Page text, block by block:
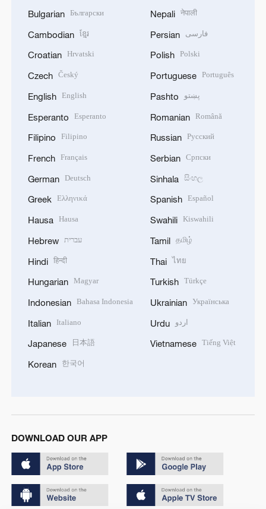
Bulgarian Български
Cambodian ខ្មែរ
Croatian Hrvatski
Czech Český
English English
Esperanto Esperanto
Filipino Filipino
French Français
German Deutsch
Greek Ελληνικά
Hausa Hausa
Hebrew עברית
Hindi हिन्दी
Hungarian Magyar
Indonesian Bahasa Indonesia
Italian Italiano
Japanese 日本語
Korean 한국어
Nepali नेपाली
Persian فارسی
Polish Polski
Portuguese Português
Pashto پښتو
Romanian Română
Russian Русский
Serbian Српски
Sinhala සිංහල
Spanish Español
Swahili Kiswahili
Tamil தமிழ்
Thai ไทย
Turkish Türkçe
Ukrainian Українська
Urdu اردو
Vietnamese Tiếng Việt
DOWNLOAD OUR APP